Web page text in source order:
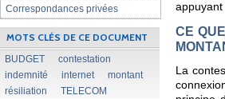
Correspondances privées
MOTS CLÉS DE CE DOCUMENT
BUDGET
contestation
indemnité
internet
montant
résiliation
TELECOM
CE
La